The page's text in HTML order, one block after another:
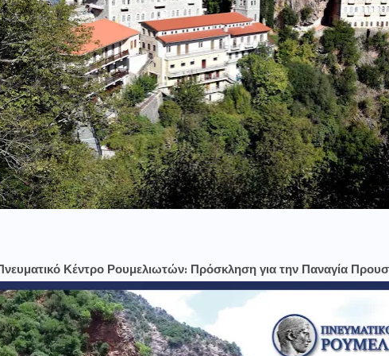
Πνευματικό Κέντρο Ρουμελιωτών: Πρόσκληση για την Παναγία